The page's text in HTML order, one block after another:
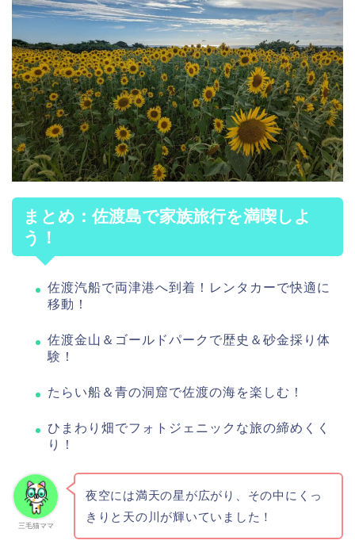
まとめ：佐渡島で家族旅行を満喫しよ
う！
佐渡汽船で両津港へ到着！レンタカーで快適に
移動！
佐渡金山＆ゴールドパークで歴史＆砂金採り体
験！
たらい船＆青の洞窟で佐渡の海を楽しむ！
ひまわり畑でフォトジェニックな旅の締めくく
り！
三毛猫ママ
夜空には満天の星が広がり、その中にくっ
きりと天の川が輝いていました！